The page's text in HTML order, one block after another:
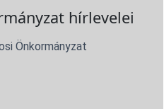
hírlevelei
Önkormányzat